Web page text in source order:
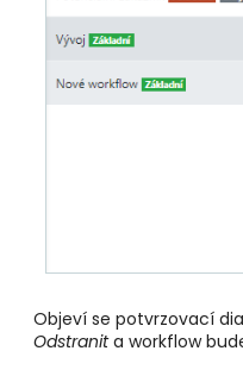
Objeví se potvrzovací
Odstranita workflow